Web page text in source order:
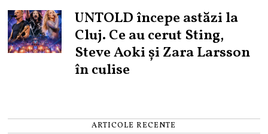
UNTOLD începe astăzi la
Cluj. Ce au cerut Sting,
Steve Aoki și Zara Larsson
în culise
ARTICOLE RECENTE